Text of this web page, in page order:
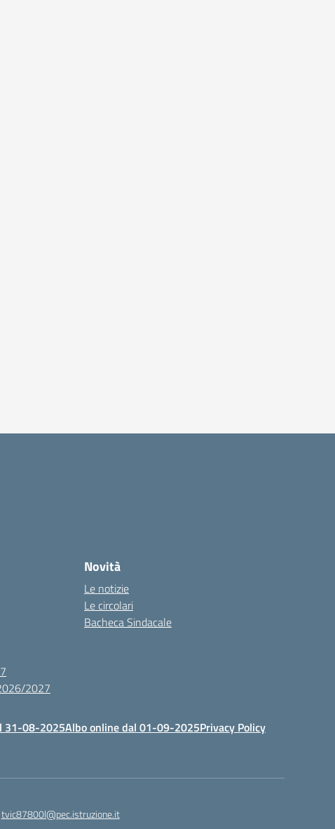
2027
Novità
Le notizie
Le circolari
Bacheca Sindacale
31-08-2025Albo online dal 01-09-2025Privacy Policy
tvic87800l@pec.istruzione.it